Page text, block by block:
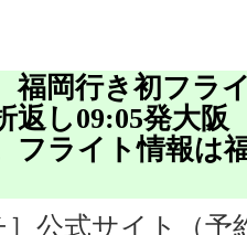
福岡行き初フラ
返し09:05発大阪
フライト情報は
］公式サイト（予